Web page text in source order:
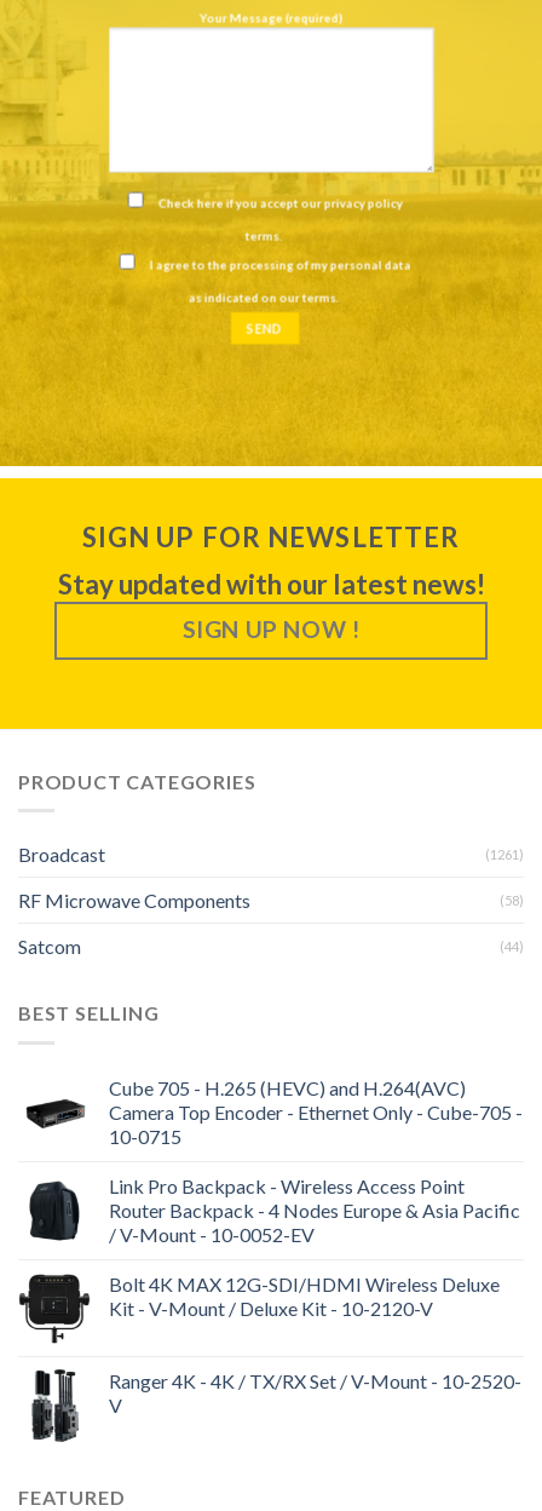
Your Message (required)
Check here if you accept ourprivacy policy
terms.
I agree to the processing of my personal data
as indicated on ourterms.
SIGN UP FOR NEWSLETTER
Stay updated with our latest news!
SIGN UP NOW !
PRODUCT CATEGORIES
Broadcast (1261)
RF Microwave Components (58)
Satcom (44)
BEST SELLING
Cube 705 - H.265 (HEVC) and H.264(AVC)
Camera Top Encoder - Ethernet Only - Cube-705 -
10-0715
Link Pro Backpack - Wireless Access Point
Router Backpack - 4 Nodes Europe & Asia Pacific
/ V-Mount - 10-0052-EV
Bolt 4K MAX 12G-SDI/HDMI Wireless Deluxe
Kit - V-Mount / Deluxe Kit - 10-2120-V
Ranger 4K - 4K / TX/RX Set / V-Mount - 10-2520-
V
FEATURED